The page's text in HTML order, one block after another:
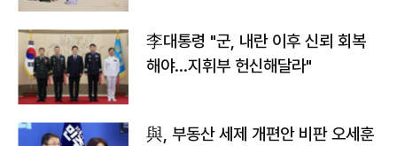
李대통령 "군, 내란 이후 신뢰 회복
해야…지휘부 헌신해달라"
與, 부동산 세제 개편안 비판 오세훈